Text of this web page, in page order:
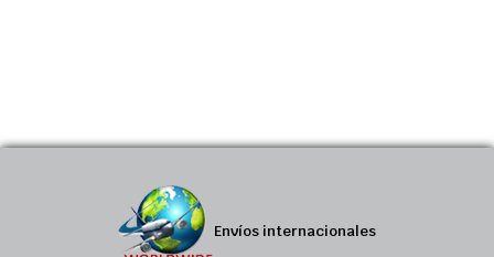
Envíos internacionales